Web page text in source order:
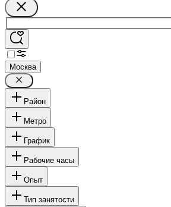
Москва
Район
Метро
График
Рабочие часы
Опыт
Тип занятости